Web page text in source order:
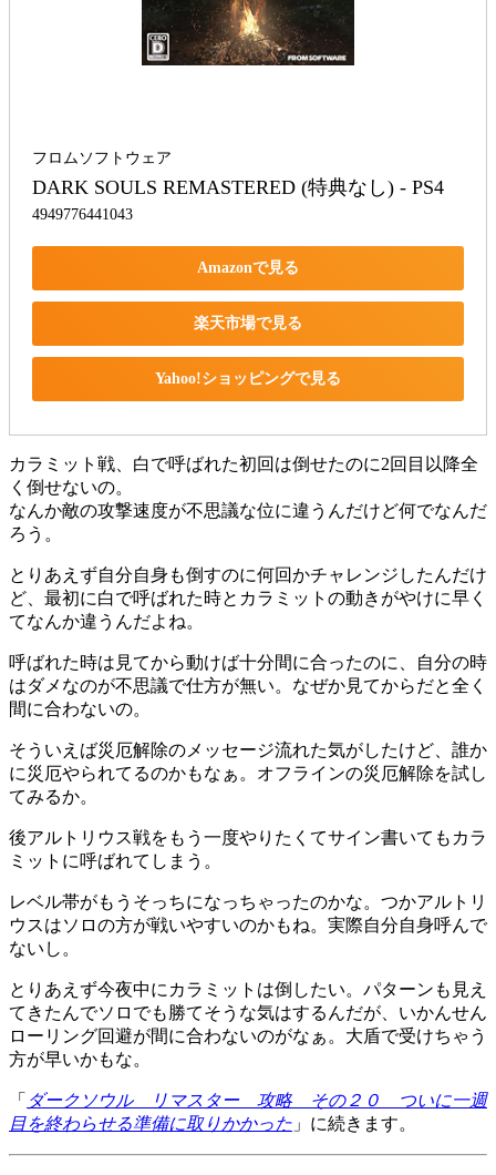
フロムソフトウェア
DARK SOULS REMASTERED (特典なし) - PS4
4949776441043
Amazonで見る
楽天市場で見る
Yahoo!ショッピングで見る
カラミット戦、白で呼ばれた初回は倒せたのに2回目以降全
く倒せないの。
なんか敵の攻撃速度が不思議な位に違うんだけど何でなんだ
ろう。
とりあえず自分自身も倒すのに何回かチャレンジしたんだけ
ど、最初に白で呼ばれた時とカラミットの動きがやけに早く
てなんか違うんだよね。
呼ばれた時は見てから動けば十分間に合ったのに、自分の時
はダメなのが不思議で仕方が無い。なぜか見てからだと全く
間に合わないの。
そういえば災厄解除のメッセージ流れた気がしたけど、誰か
に災厄やられてるのかもなぁ。オフラインの災厄解除を試し
てみるか。
後アルトリウス戦をもう一度やりたくてサイン書いてもカラ
ミットに呼ばれてしまう。
レベル帯がもうそっちになっちゃったのかな。つかアルトリ
ウスはソロの方が戦いやすいのかもね。実際自分自身呼んで
ないし。
とりあえず今夜中にカラミットは倒したい。パターンも見え
てきたんでソロでも勝てそうな気はするんだが、いかんせん
ローリング回避が間に合わないのがなぁ。大盾で受けちゃう
方が早いかもな。
「 ダークソウル リマスター 攻略 その２０ ついに一週
目を終わらせる準備に取りかかった 」に続きます。